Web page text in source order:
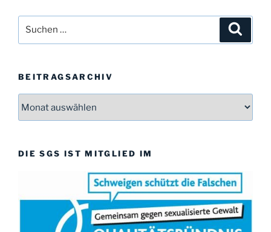
w
s
nach:
BEITRAGSARCHIV
DIE SGS IST MITGLIED IM